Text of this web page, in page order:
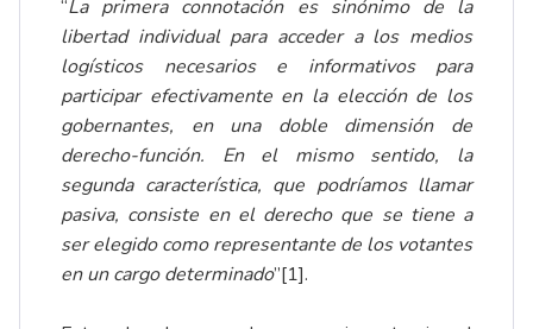
“La primera connotación es sinónimo de la
libertad individual para acceder a los medios
logísticos necesarios e informativos para
participar efectivamente en la elección de los
gobernantes, en una doble dimensión de
derecho-función. En el mismo sentido, la
segunda característica, que podríamos llamar
pasiva, consiste en el derecho que se tiene a
ser elegido como representante de los votantes
en un cargo determinado”[1].